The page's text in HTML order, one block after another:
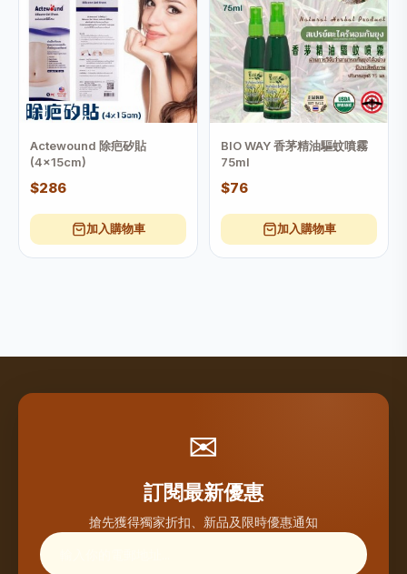
Actewound 除疤矽貼
(4x15cm)
$286
加入購物車
BIO WAY 香茅精油驅蚊噴霧
75ml
$76
加入購物車
✉
訂閱最新優惠
搶先獲得獨家折扣、新品及限時優惠通知